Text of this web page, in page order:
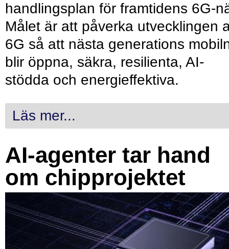
handlingsplan för framtidens 6G-
Målet är att påverka utvecklingen
6G så att nästa generations
blir öppna, säkra, resilienta, AI-
stödda och energieffektiva.
Läs mer...
AI-agenter tar hand
om chipprojektet